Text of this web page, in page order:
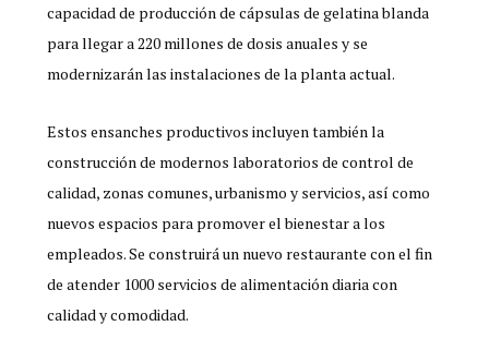
capacidad de producción de cápsulas de gelatina blanda
para llegar a 220 millones de dosis anuales y se
modernizarán las instalaciones de la planta actual.
Estos ensanches productivos incluyen también la
construcción de modernos laboratorios de control de
calidad, zonas comunes, urbanismo y servicios, así como
nuevos espacios para promover el bienestar a los
empleados. Se construirá un nuevo restaurante con el fin
de atender 1000 servicios de alimentación diaria con
calidad y comodidad.